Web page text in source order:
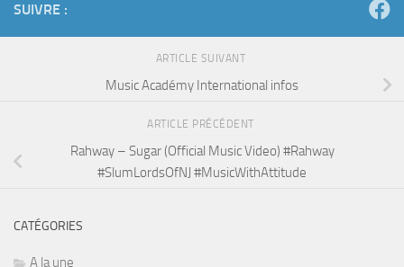
SUIVRE :
ARTICLE SUIVANT
Music Académy International infos
ARTICLE PRÉCÉDENT
Rahway – Sugar (Official Music Video) #Rahway​
#SlumLordsOfNJ​ #MusicWithAttitude
CATÉGORIES
A la une